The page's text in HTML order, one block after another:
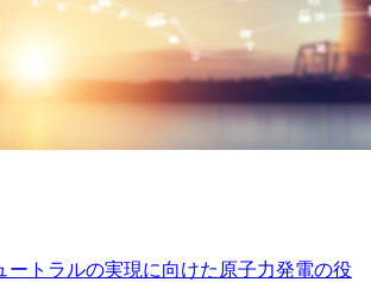
ートラルの実現に向けた原子力発電の役